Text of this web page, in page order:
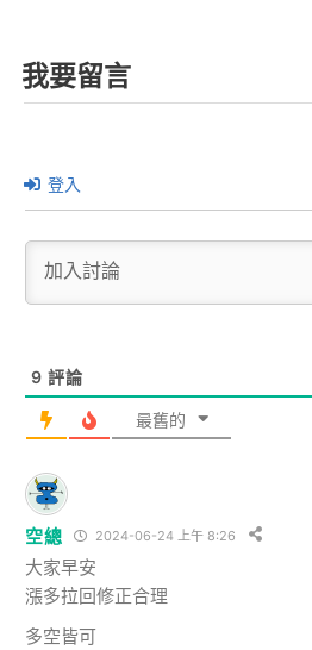
我要留言
登入
9 評論
最舊的
空總 2024-06-24 上午 8:26
大家早安
漲多拉回修正合理
多空皆可